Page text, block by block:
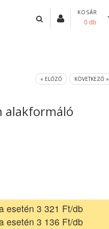
KOSÁR
0 db
« ELŐZŐ KÖVETKEZŐ »
alakformáló
esetén 3 321 Ft/db
esetén 3 136 Ft/db